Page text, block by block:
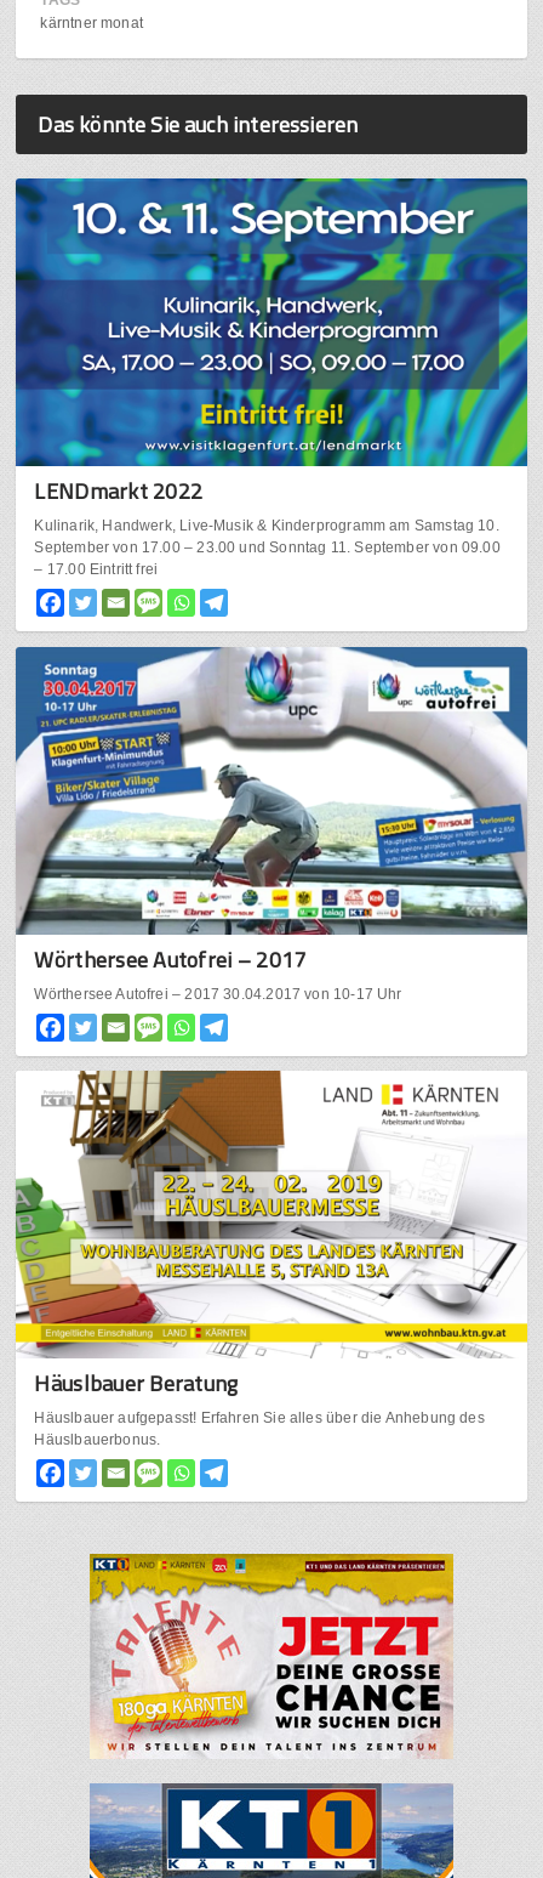
kärntner monat
Das könnte Sie auch interessieren
LENDmarkt 2022
Kulinarik, Handwerk, Live-Musik & Kinderprogramm am Samstag 10.
September von 17.00 – 23.00 und Sonntag 11. September von 09.00
– 17.00 Eintritt frei
Wörthersee Autofrei – 2017
Wörthersee Autofrei – 2017 30.04.2017 von 10-17 Uhr
Häuslbauer Beratung
Häuslbauer aufgepasst! Erfahren Sie alles über die Anhebung des
Häuslbauerbonus.